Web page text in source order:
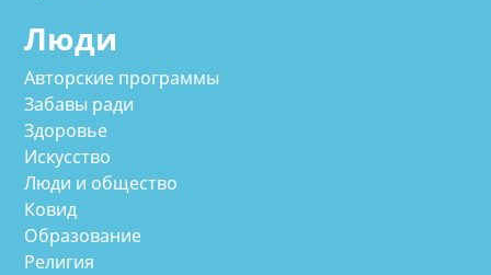
Люди
Авторские программы
Забавы ради
Здоровье
Искусство
Люди и общество
Ковид
Образование
Религия